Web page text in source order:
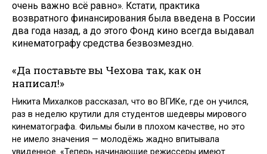
очень важно всё равно». Кстати, практика
возвратного финансирования была введена в России
два года назад, а до этого Фонд кино всегда выдавал
кинематографу средства безвозмездно.
«Да поставьте вы Чехова так, как он
написал!»
Никита Михалков рассказал, что во ВГИКе, где он учился,
раз в неделю крутили для студентов шедевры мирового
кинематографа. Фильмы были в плохом качестве, но это
не имело значения — молодёжь жадно впитывала
увиденное. «Теперь начинающие режиссеры имеют